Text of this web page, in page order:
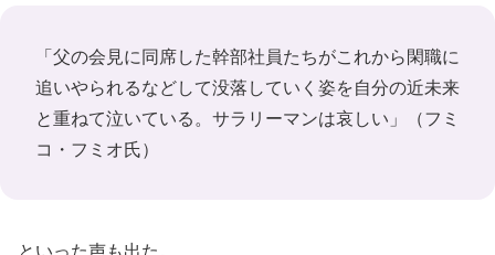
「父の会見に同席した幹部社員たちがこれから閑職に
追いやられるなどして没落していく姿を自分の近未来
と重ねて泣いている。サラリーマンは哀しい」（フミ
コ・フミオ氏）
といった声も出た。